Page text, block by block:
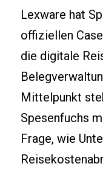
Lexware hat
offiziellen
die digitale
Mittelpunkt
Spesenfuchs
Frage, wie